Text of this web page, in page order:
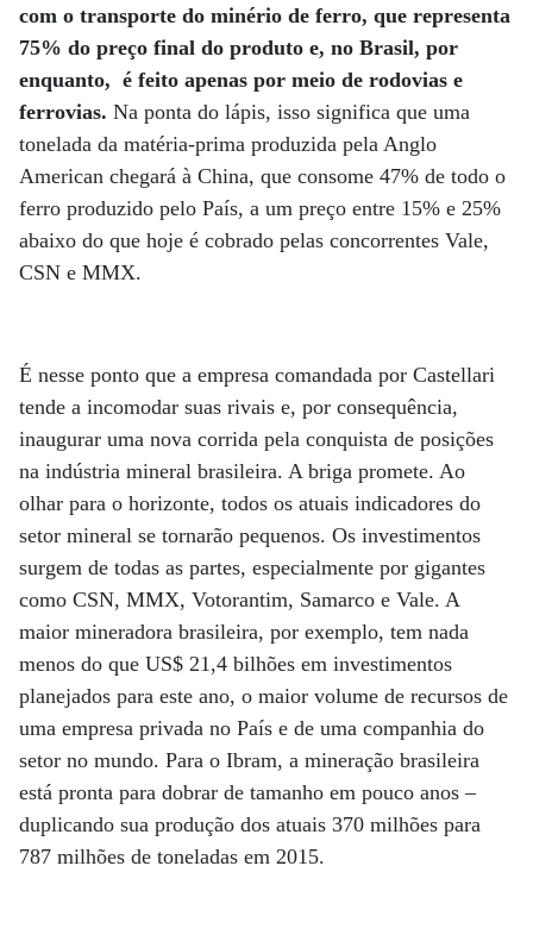
com o transporte do minério de ferro, que representa
75% do preço final do produto e, no Brasil, por
enquanto, é feito apenas por meio de rodovias e
ferrovias. Na ponta do lápis, isso significa que uma
tonelada da matéria-prima produzida pela Anglo
American chegará à China, que consome 47% de todo o
ferro produzido pelo País, a um preço entre 15% e 25%
abaixo do que hoje é cobrado pelas concorrentes Vale,
CSN e MMX.
É nesse ponto que a empresa comandada por Castellari
tende a incomodar suas rivais e, por consequência,
inaugurar uma nova corrida pela conquista de posições
na indústria mineral brasileira. A briga promete. Ao
olhar para o horizonte, todos os atuais indicadores do
setor mineral se tornarão pequenos. Os investimentos
surgem de todas as partes, especialmente por gigantes
como CSN, MMX, Votorantim, Samarco e Vale. A
maior mineradora brasileira, por exemplo, tem nada
menos do que US$ 21,4 bilhões em investimentos
planejados para este ano, o maior volume de recursos de
uma empresa privada no País e de uma companhia do
setor no mundo. Para o Ibram, a mineração brasileira
está pronta para dobrar de tamanho em pouco anos –
duplicando sua produção dos atuais 370 milhões para
787 milhões de toneladas em 2015.